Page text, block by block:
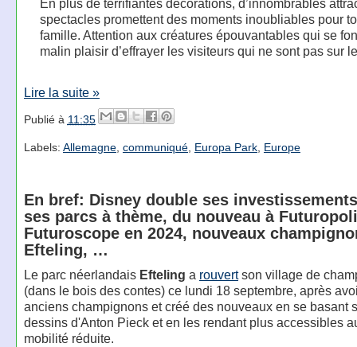
spectacles promettent des moments inoubliables pour
famille. Attention aux créatures épouvantables qui se
malin plaisir d’effrayer les visiteurs qui ne sont pas sur
Lire la suite »
Publié à 11:35
Labels: Allemagne, communiqué, Europa Park, Europe
En bref: Disney double ses
ses parcs à thème, du nouveau à
Futuroscope en 2024, nouveaux
Efteling, …
Le parc néerlandais Efteling a rouvertson village de
(dans le bois des contes) ce lundi 18 septembre, après
anciens champignons et créé des nouveaux en se basant
dessins d'Anton Pieck et en les rendant plus accessibles
mobilité réduite.